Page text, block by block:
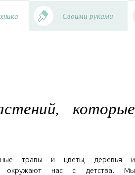
Своими руками
которые
травы и цветы, деревья и
окружают нас с детства. Мы